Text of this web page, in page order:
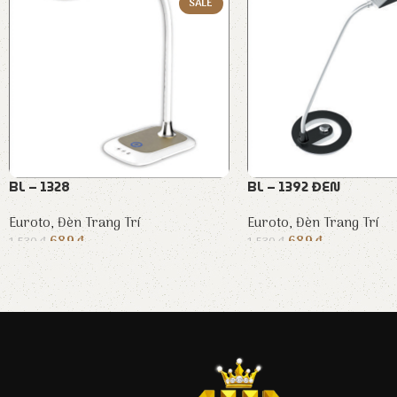
BL – 1328
Euroto,Đèn Trang Trí
1.530 ₫ 689₫
BL – 1392 ĐEN
Euroto, Đèn Trang Trí
1.530 ₫ 689₫